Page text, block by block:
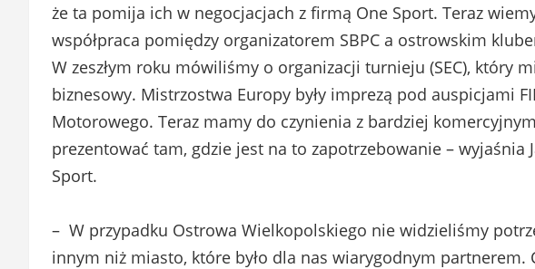
że ta pomija ich w negocjacjach z firmą One Sport. Teraz
współpraca pomiędzy organizatorem SBPC a ostrowskim
W zeszłym roku mówiliśmy o organizacji turnieju (SEC), który
biznesowy. Mistrzostwa Europy były imprezą pod auspicjami
Motorowego. Teraz mamy do czynienia z bardziej
prezentować tam, gdzie jest na to zapotrzebowanie – wyjaśnia
Sport.
– W przypadku Ostrowa Wielkopolskiego nie widzieliśmy
innym niż miasto, które było dla nas wiarygodnym partnerem.